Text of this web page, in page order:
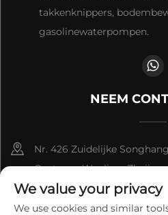
takkenknippers,
gasolinewaterpompen.
NEEM
Nr. 426 Zuidelijke
Centrum, Wenling,
+86-
We value your privacy
We use cookies and similar